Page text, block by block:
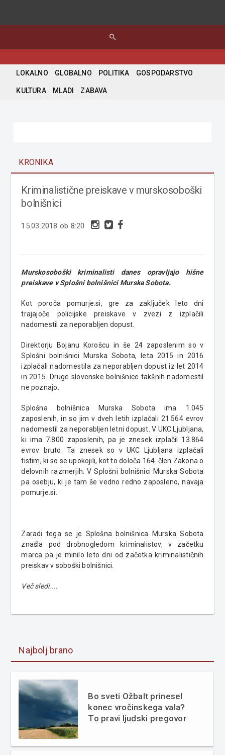
search
LOKALNO GLOBALNO POLITIKA GOSPODARSTVO
KULTURA MLADI ZABAVA
KRONIKA
Kriminalistične preiskave v murskosoboški
bolnišnici
15.03.2018 ob 8:20
Murskosoboški kriminalisti danes opravljajo hišne
preiskave v Splošni bolnišnici Murska Sobota.
Kot poroča pomurje.si, gre za zaključek leto dni
trajajoče policijske preiskave v zvezi z izplačili
nadomestil za neporabljen dopust.
Direktorju Bojanu Korošcu in še 24 zaposlenim so v
Splošni bolnišnici Murska Sobota, leta 2015 in 2016
izplačali nadomestila za neporabljen dopust iz let 2014
in 2015. Druge slovenske bolnišnice takšnih nadomestil
ne poznajo.
Splošna bolnišnica Murska Sobota ima 1.045
zaposlenih, in so jim v dveh letih izplačali 21.564 evrov
nadomestil za neporabljen letni dopust. V UKC Ljubljana,
ki ima 7.800 zaposlenih, pa je znesek izplačil 13.864
evrov bruto. Ta znesek so v UKC Ljubljana izplačali
tistim, ki so se upokojili, kot to določa 164. člen Zakona o
delovnih razmerjih. V Splošni bolnišnici Murska Sobota
pa osebju, ki je tam še vedno redno zaposleno, navaja
pomurje.si.
Zaradi tega se je Splošna bolnišnica Murska Sobota
znašla pod drobnogledom kriminalistov, v začetku
marca pa je minilo leto dni od začetka kriminalističnih
preiskav v soboški bolnišnici.
Več sledi....
Najbolj brano
Bo sveti Ožbalt prinesel
konec vročinskega vala?
To pravi ljudski pregovor